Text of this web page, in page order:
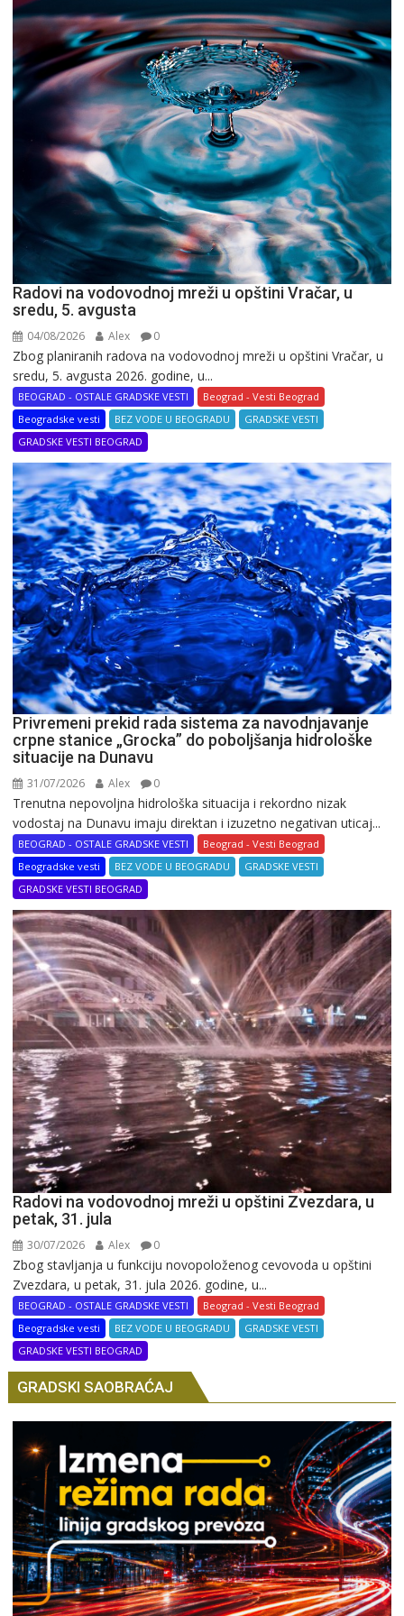
Radovi na vodovodnoj mreži u opštini Vračar, u
sredu, 5. avgusta
04/08/2026 Alex 0
Zbog planiranih radova na vodovodnoj mreži u opštini Vračar, u
sredu, 5. avgusta 2026. godine, u...
BEOGRAD - OSTALE GRADSKE VESTI
Beograd - Vesti Beograd
Beogradske vesti
BEZ VODE U BEOGRADU
GRADSKE VESTI
GRADSKE VESTI BEOGRAD
Privremeni prekid rada sistema za navodnjavanje
crpne stanice „Grocka” do poboljšanja hidrološke
situacije na Dunavu
31/07/2026 Alex 0
Trenutna nepovoljna hidrološka situacija i rekordno nizak
vodostaj na Dunavu imaju direktan i izuzetno negativan uticaj...
BEOGRAD - OSTALE GRADSKE VESTI
Beograd - Vesti Beograd
Beogradske vesti
BEZ VODE U BEOGRADU
GRADSKE VESTI
GRADSKE VESTI BEOGRAD
Radovi na vodovodnoj mreži u opštini Zvezdara, u
petak, 31. jula
30/07/2026 Alex 0
Zbog stavljanja u funkciju novopoloženog cevovoda u opštini
Zvezdara, u petak, 31. jula 2026. godine, u...
BEOGRAD - OSTALE GRADSKE VESTI
Beograd - Vesti Beograd
Beogradske vesti
BEZ VODE U BEOGRADU
GRADSKE VESTI
GRADSKE VESTI BEOGRAD
GRADSKI SAOBRAĆAJ